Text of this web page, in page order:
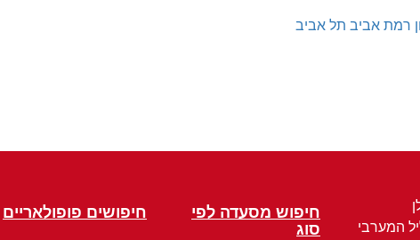
רמת אביב תל אביב
המערבי
חיפוש מסעדה לפי
סוג
חיפושים פופולאריים